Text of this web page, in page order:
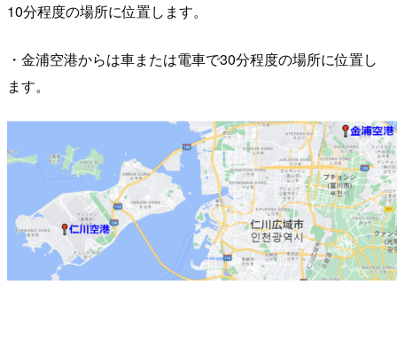
10分程度の場所に位置します。
・金浦空港からは車または電車で30分程度の場所に位置し
ます。